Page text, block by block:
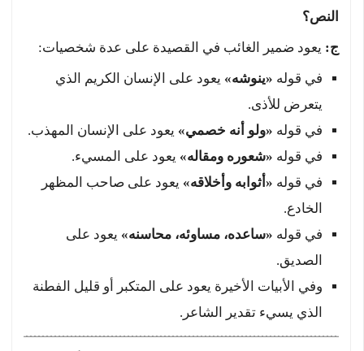
النص؟
ج: يعود ضمير الغائب في القصيدة على عدة شخصيات:
في قوله «ينوشه» يعود على الإنسان الكريم الذي
يتعرض للأذى.
في قوله «ولو أنه خصمي» يعود على الإنسان المهذب.
في قوله «شعوره ومقاله» يعود على المسيء.
في قوله «أثوابه وأخلاقه» يعود على صاحب المظهر
الخادع.
في قوله «ساعده، مساوئه، محاسنه» يعود على
الصديق.
وفي الأبيات الأخيرة يعود على المتكبر أو قليل الفطنة
الذي يسيء تقدير الشاعر.